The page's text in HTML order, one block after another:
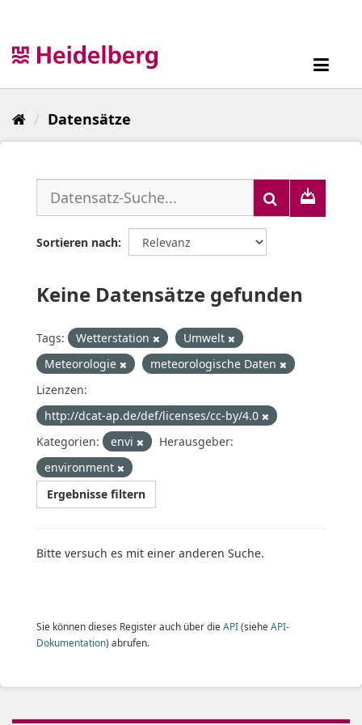
Datensätze
Sortieren nach
Keine Datensätze gefunden
Tags: Wetterstation
Umwelt
Meteorologie
meteorologische Daten
Lizenzen:
http://dcat-ap.de/def/licenses/cc-by/4.0
Kategorien:
envi
Herausgeber:
environment
Ergebnisse filtern
Bitte versuch es mit einer anderen Suche.
Sie können dieses Register auch über die API(siehe API-
Dokumentation) abrufen.